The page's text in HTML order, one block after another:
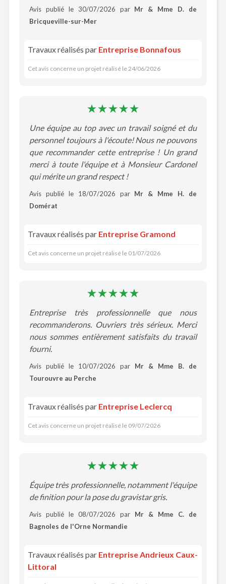
Avis publié le 30/07/2026 par Mr & Mme D. de
Bricqueville-sur-Mer
Travaux réalisés par Entreprise Bonnafous
Cet avis concerne un projet réalisé le 24/06/2026
Une équipe au top avec un travail soigné et du
personnel toujours à l'écoute! Nous ne pouvons
que recommander cette entreprise ! Un grand
merci à toute l'équipe et à Monsieur Cardonel
qui mérite un grand respect !
Avis publié le 18/07/2026 par Mr & Mme H. de
Domérat
Travaux réalisés par Entreprise Gramond
Cet avis concerne un projet réalisé le 01/07/2026
Entreprise très professionnelle que nous
recommanderons. Ouvriers très sérieux. Merci
nous sommes entièrement satisfaits du travail
fourni.
Avis publié le 10/07/2026 par Mr & Mme B. de
Tourouvre au Perche
Travaux réalisés par Entreprise Leclercq
Cet avis concerne un projet réalisé le 09/07/2026
Équipe très professionnelle, notamment l'équipe
de finition pour la pose du gravistar gris.
Avis publié le 08/07/2026 par Mr & Mme C. de
Bagnoles de l'Orne Normandie
Travaux réalisés par Entreprise Andrieux Caux-
Littoral